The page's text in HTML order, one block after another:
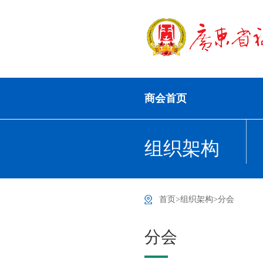
商会首页
组织架构
首页 >组织架构>分会
分会